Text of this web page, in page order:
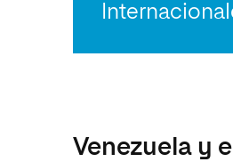
Venezuela y